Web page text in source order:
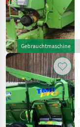
Gebrauchtmaschine